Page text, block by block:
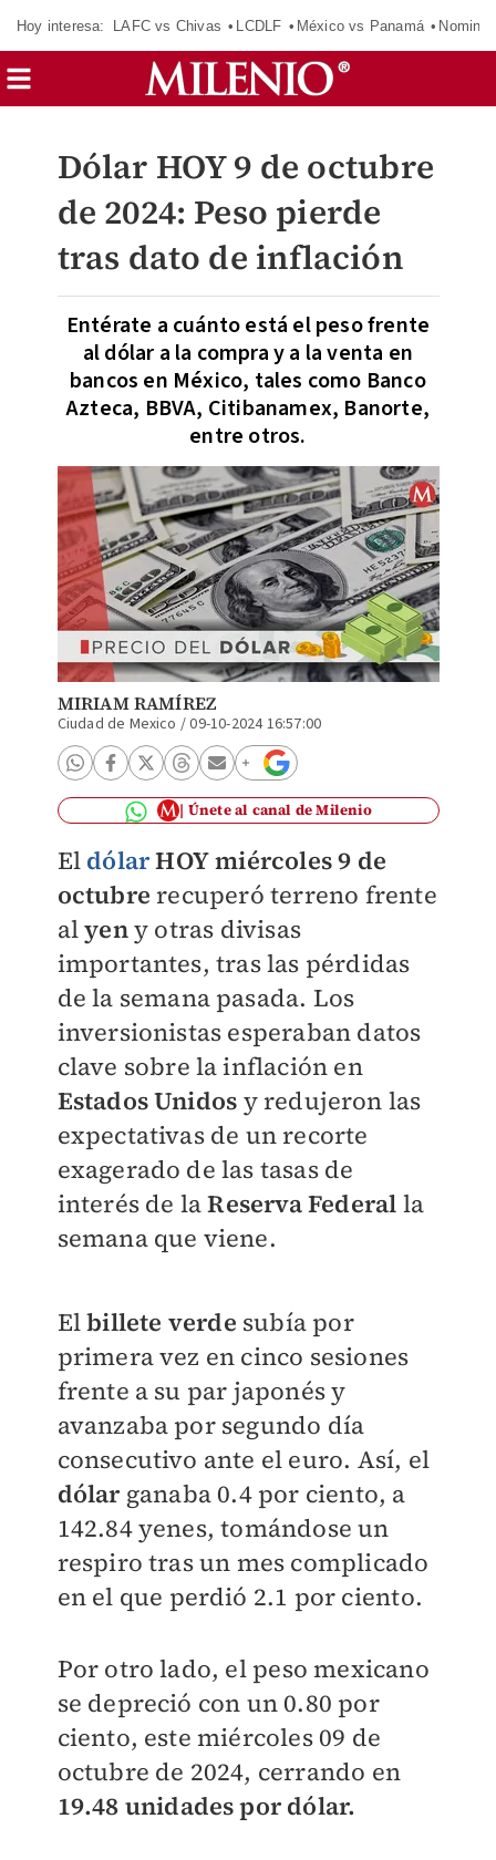
Hoy interesa: LAFC vs Chivas LCDLF México vs Panamá
Dólar HOY 9 de octubre
de 2024: Peso pierde
tras dato de inflación
Entérate a cuánto está el peso frente
al dólar a la compra y a la venta en
bancos en México, tales como Banco
Azteca, BBVA, Citibanamex, Banorte,
entre otros.
MIRIAM RAMÍREZ
Ciudad de Mexico /09-10-2024 16:57:00
Únete al canal de Milenio
El dólarHOY miércoles 9 de
octubrerecuperó terreno frente
alyeny otras divisas
importantes, tras las pérdidas
de la semana pasada. Los
inversionistas esperaban datos
clave sobre la inflación en
Estados Unidos y redujeron las
expectativas de un recorte
exagerado de las tasas de
interés de laReserva Federal la
semana que viene.
Elbillete verde subía por
primera vez en cinco sesiones
frente a su par japonés y
avanzaba por segundo día
consecutivo ante el euro. Así, el
dólar ganaba 0.4 por ciento, a
142.84 yenes, tomándose un
respiro tras un mes complicado
en el que perdió 2.1 por ciento.
Por otro lado, el peso mexicano
se depreció con un 0.80 por
ciento, este miércoles 09 de
octubre de 2024, cerrando en
19.48 unidades por dólar.